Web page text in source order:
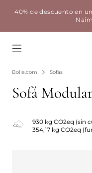
40% de descuento en
Bolia.com Sofás
Sofá
930 kg CO2eq (sin
354,17 kg CO2eq